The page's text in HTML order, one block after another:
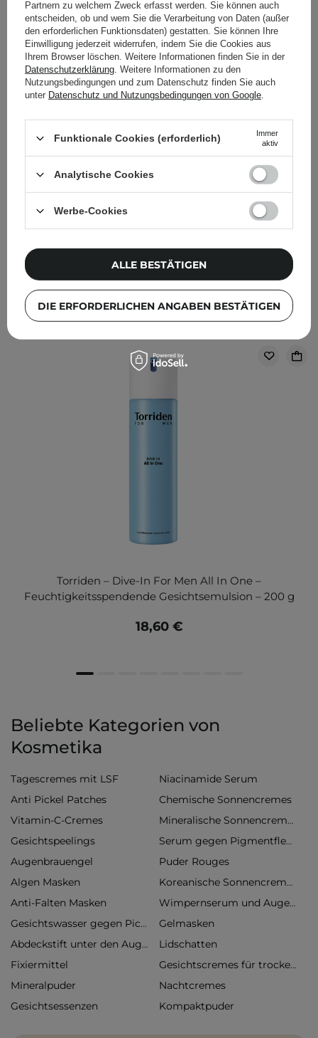
Lilybyred - Bloody Liar
Coating Tint - Glänzender
Lip Tint - 03 Clever
Mangapple - 4g
10,50 €
BENACHRICHTIGE MICH
FILTERN SORTIEREN
Für Sie empfohlen
Torriden – Dive-In For Men All In One –
Feuchtigkeitsspendende Gesichtsemulsion – 200 g
18,60 €
Beliebte Kategorien von
Kosmetika
Tagescremes mit LSF
Niacinamide Serum
Anti Pickel Patches
Chemische Sonnencremes
Vitamin-C-Cremes
Mineralische Sonnencremes
Gesichtspeelings Serum gegen Pigmentflecken
Augenbrauengel
Puder Rouges
Algen Masken
Koreanische Sonnencremes
Anti-Falten Masken
Wimpernserum und Augenbrauenserum
Gesichtswasser gegen Pickel
Gelmasken
Abdeckstift unter den Augen
Lidschatten
Fixiermittel
Gesichtscremes für trockene Haut
Mineralpuder
Nachtcremes
Gesichtsessenzen
Kompaktpuder
Partnern zu welchem Zweck erfasst werden. Sie können auch
entscheiden, ob und wem Sie die Verarbeitung von Daten (außer
den erforderlichen Funktionsdaten) gestatten. Sie können Ihre
Einwilligung jederzeit widerrufen, indem Sie die Cookies aus
Ihrem Browser löschen. Weitere Informationen finden Sie in der
Datenschutzerklärung . Weitere Informationen zu den
Nutzungsbedingungen und zum Datenschutz finden Sie auch
unter Datenschutz und Nutzungsbedingungen von Google
Funktionale Cookies (erforderlich)
Immer
aktiv
Analytische Cookies
Werbe-Cookies
DIE ERFORDERLICHEN ANGABEN BESTÄTIGEN
ALLE BESTÄTIGEN